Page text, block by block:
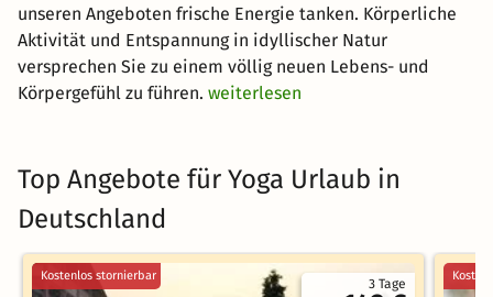
unseren Angeboten frische Energie tanken. Körperliche
Aktivität und Entspannung in idyllischer Natur
versprechen Sie zu einem völlig neuen Lebens- und
Körpergefühl zu führen. weiterlesen
Top Angebote für Yoga Urlaub in
Deutschland
3 Tage
Kostenlos stornierbar